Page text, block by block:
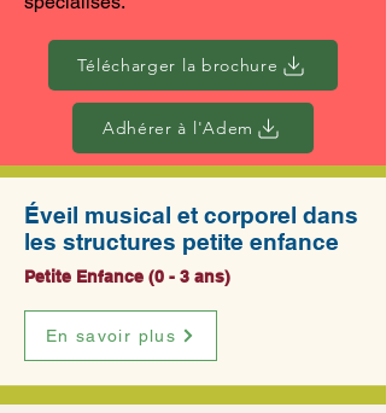
Télécharger la brochure
Adhérer à l'Adem
Éveil musical et corporel dans
les structures petite enfance
Petite Enfance (0 - 3 ans)
En savoir plus